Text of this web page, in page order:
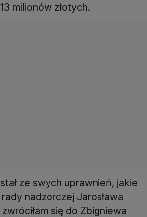
milionów złotych.
ze swych uprawnień, jakie
nadzorczej Jarosława
się do Zbigniewa